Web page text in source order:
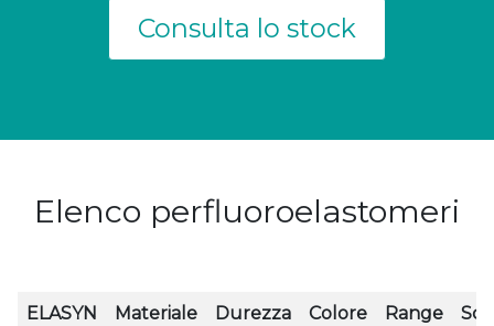
Consulta lo stock
Elenco perfluoroelastomeri
ELASYN
Materiale Durezza Colore
Range